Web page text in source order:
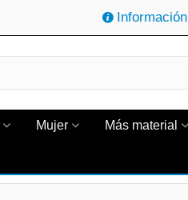
Información
Mujer Más material